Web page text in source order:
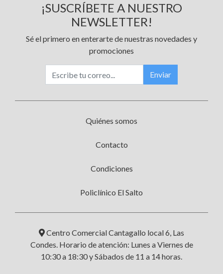
¡SUSCRÍBETE A NUESTRO
NEWSLETTER!
Sé el primero en enterarte de nuestras novedades y
promociones
Enviar
Quiénes somos
Contacto
Condiciones
Policlínico El Salto
Centro Comercial Cantagallo local 6, Las
Condes. Horario de atención: Lunes a Viernes de
10:30 a 18:30 y Sábados de 11 a 14 horas.